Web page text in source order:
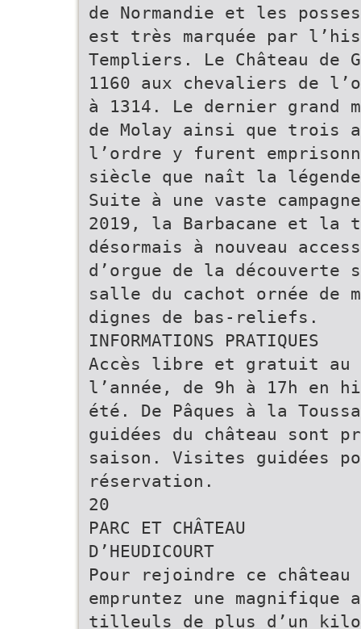
de Normandie et les
est très marquée par
Templiers. Le Château
1160 aux chevaliers de
à 1314. Le dernier grand
de Molay ainsi que trois
l’ordre y furent
siècle que naît la
Suite à une vaste
2019, la Barbacane et la
désormais à nouveau
d’orgue de la découverte
salle du cachot ornée
dignes de bas-reliefs.
INFORMATIONS PRATIQUES
Accès libre et gratuit au
l’année, de 9h à 17h en
été. De Pâques à la
guidées du château sont
saison. Visites guidées
réservation.
20
PARC ET CHÂTEAU
D’HEUDICOURT
Pour rejoindre ce château
empruntez une
tilleuls de plus d’un